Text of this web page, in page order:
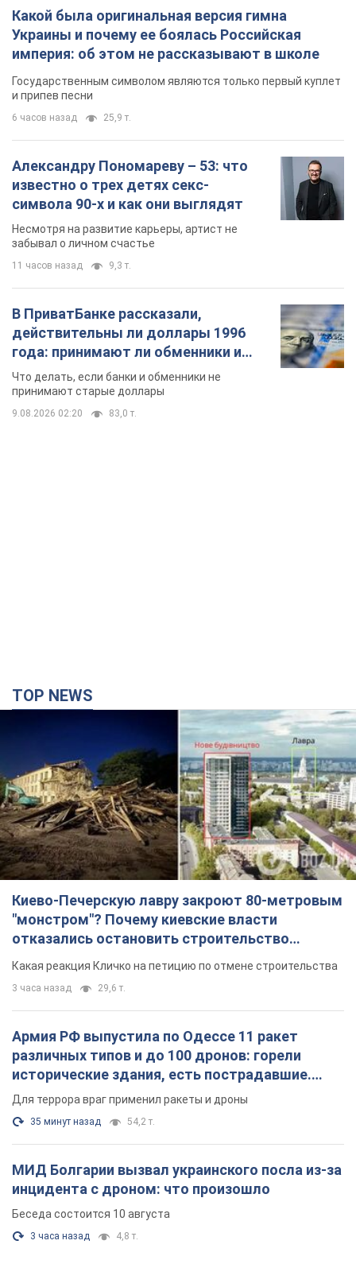
Какой была оригинальная версия гимна
Украины и почему ее боялась Российская
империя: об этом не рассказывают в школе
Государственным символом являются только первый куплет
и припев песни
6 часов назад 25,9 т.
Александру Пономареву – 53: что
известно о трех детях секс-
символа 90-х и как они выглядят
Несмотря на развитие карьеры, артист не
забывал о личном счастье
11 часов назад 9,3 т.
В ПриватБанке рассказали,
действительны ли доллары 1996
года: принимают ли обменники и
банки такие купюры
Что делать, если банки и обменники не
принимают старые доллары
9.08.2026 02:20 83,0 т.
TOP NEWS
Киево-Печерскую лавру закроют 80-метровым
"монстром"? Почему киевские власти
отказались остановить строительство
небоскреба "московского верующего"
Какая реакция Кличко на петицию по отмене строительства
3 часа назад 29,6 т.
Армия РФ выпустила по Одессе 11 ракет
различных типов и до 100 дронов: горели
исторические здания, есть пострадавшие.
Фото и видео
Для террора враг применил ракеты и дроны
35 минут назад 54,2 т.
МИД Болгарии вызвал украинского посла из-за
инцидента с дроном: что произошло
Беседа состоится 10 августа
3 часа назад 4,8 т.